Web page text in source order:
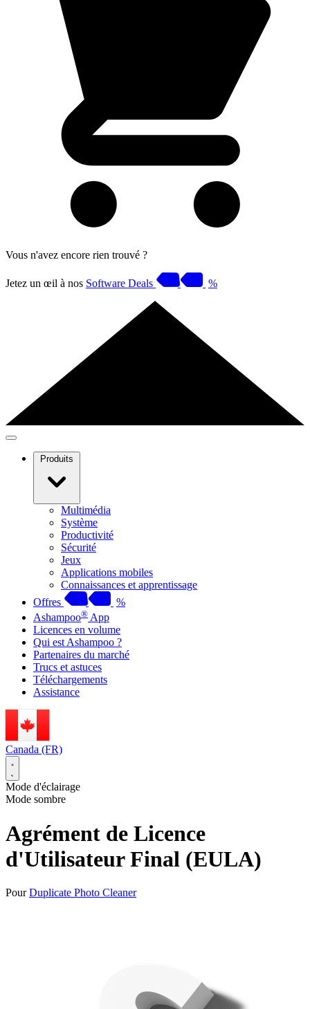
Vous n'avez encore rien trouvé ?
Jetez un œil à nos Software Deals %
Produits
Multimédia
Système
Productivité
Sécurité
Jeux
Applications mobiles
Connaissances et apprentissage
Offres
%
Ashampoo® App
Licences en volume
Qui est Ashampoo ?
Partenaires du marché
Trucs et astuces
Téléchargements
Assistance
Canada (FR)
Mode d'éclairage
Mode sombre
Agrément de Licence
d'Utilisateur Final (EULA)
PourDuplicate Photo Cleaner